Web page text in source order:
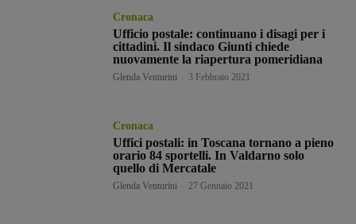
Cronaca
Ufficio postale: continuano i disagi per i
cittadini. Il sindaco Giunti chiede
nuovamente la riapertura pomeridiana
Glenda Venturini 3 Febbraio 2021
Cronaca
Uffici postali: in Toscana tornano a pieno
orario 84 sportelli. In Valdarno solo
quello di Mercatale
Glenda Venturini 27 Gennaio 2021